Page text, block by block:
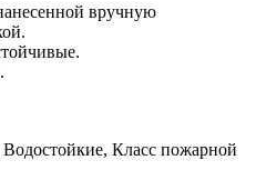
вручную
Класс пожарной